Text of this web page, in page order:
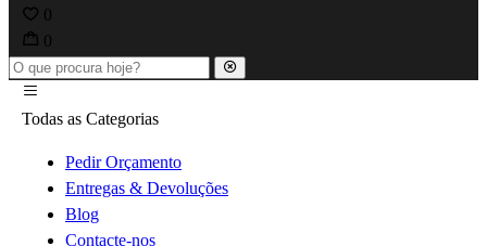
0
0
Todas as Categorias
Pedir Orçamento
Entregas & Devoluções
Blog
Contacte-nos